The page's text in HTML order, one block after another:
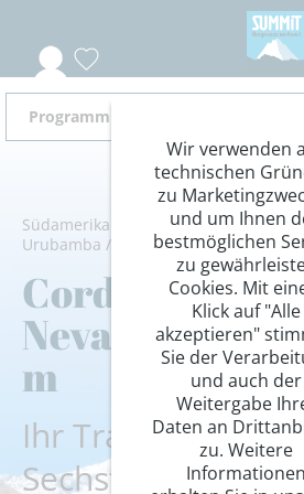
Programm 2026
Südamerika /Amazonas-Machu
Urubamba / Wandern/Trekking/
Cordillera
Nevado
m
Ihr Traum vom
Sechstausender –
Wir verwenden
technischen
zu
und um Ihnen
bestmöglichen
zu
Cookies. Mit
Klick auf "Alle
akzeptieren"
Sie der
und auch der
Weitergabe
Daten an
zu. Weitere
Informationen